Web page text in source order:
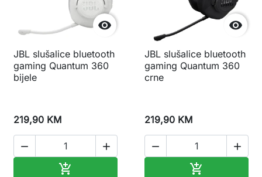

JBL slušalice bluetooth
gaming Quantum 360
bijele
219,90 KM
 


JBL slušalice bluetooth
gaming Quantum 360
crne
219,90 KM
 
